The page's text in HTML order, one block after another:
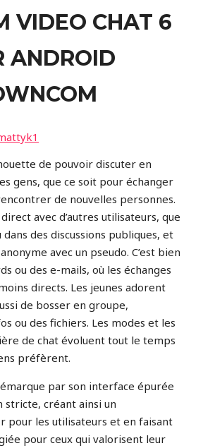
VIDEO CHAT 6
ANDROID
de pouvoir discuter en
gens, que ce soit pour échanger
de nouvelles personnes.
avec d’autres utilisateurs, que
des discussions publiques, et
avec un pseudo. C’est bien
ou des e-mails, où les échanges
directs. Les jeunes adorent
de bosser en groupe,
ou des fichiers. Les modes et les
de chat évoluent tout le temps
préfèrent.
par son interface épurée
créant ainsi un
pour les utilisateurs et en faisant
pour ceux qui valorisent leur